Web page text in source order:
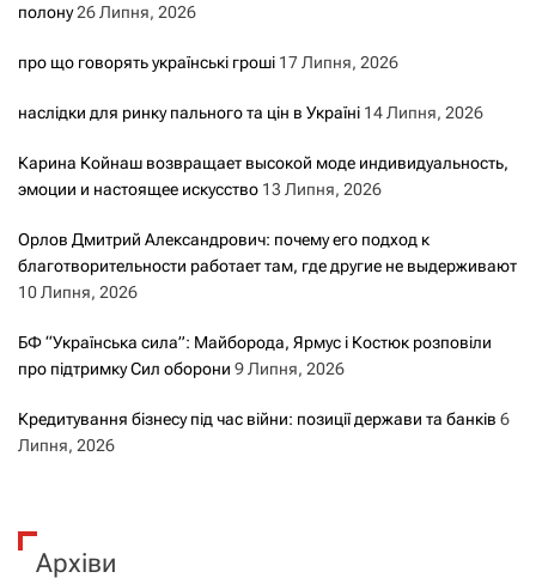
полону26 Липня, 2026
про що говорять українські гроші 17 Липня, 2026
наслідки для ринку пального та цін в Україні 14 Липня, 2026
Карина Койнаш возвращает высокой моде индивидуальность,
эмоции и настоящее искусство 13 Липня, 2026
Орлов Дмитрий Александрович: почему его подход к
благотворительности работает там, где другие не выдерживают
10 Липня, 2026
БФ “Українська сила”: Майборода, Ярмус і Костюк розповіли
про підтримку Сил оборони 9 Липня, 2026
Кредитування бізнесу під час війни: позиції держави та банків 6
Липня, 2026
Архіви